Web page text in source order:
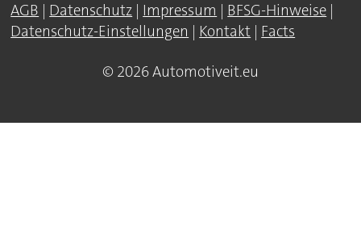
AGB | Datenschutz | Impressum | BFSG-Hinweise |
Datenschutz-Einstellungen | Kontakt | Facts
© 2026 Automotiveit.eu